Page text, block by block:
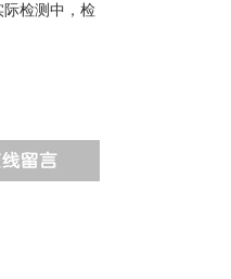
检测中，检